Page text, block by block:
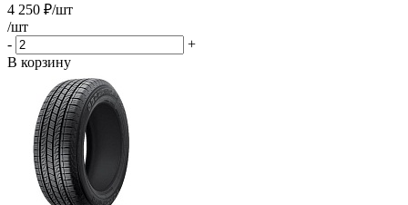
4 250 ₽/шт
/шт
-
+
В корзину